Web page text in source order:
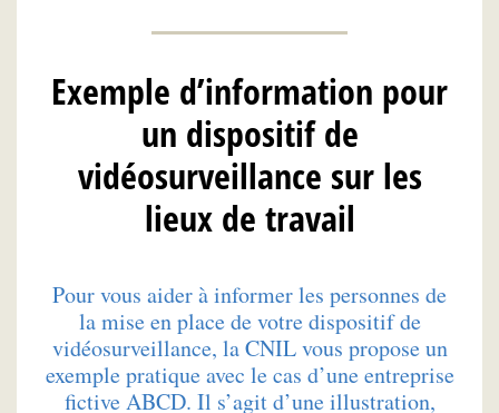
Exemple d’information pour
un dispositif de
vidéosurveillance sur les
lieux de travail
Pour vous aider à informer les personnes de
la mise en place de votre dispositif de
vidéosurveillance, la CNIL vous propose un
exemple pratique avec le cas d’une entreprise
fictive ABCD. Il s’agit d’une illustration,